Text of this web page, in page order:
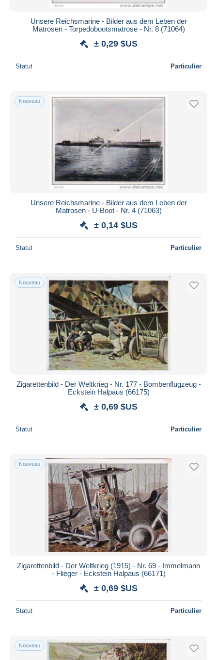
Unsere Reichsmarine - Bilder aus dem Leben der
Matrosen - Torpedobootsmatrose - Nr. 8 (71064)
± 0,29 $US
Statut Particulier
Nouveau
Unsere Reichsmarine - Bilder aus dem Leben der
Matrosen - U-Boot - Nr. 4 (71063)
± 0,14 $US
Statut Particulier
Nouveau
Zigarettenbild - Der Weltkrieg - Nr. 177 - Bombenflugzeug -
Eckstein Halpaus (66175)
± 0,69 $US
Statut Particulier
Nouveau
Zigarettenbild - Der Weltkrieg (1915) - Nr. 69 - Immelmann
- Flieger - Eckstein Halpaus (66171)
± 0,69 $US
Statut Particulier
Nouveau